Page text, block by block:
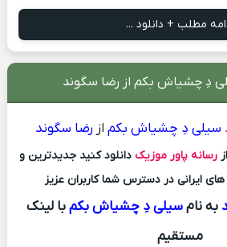
مطلب + دانلود ...
دِ چشیاش بکم از رضا سگوند
سیلی دِ چشیاش بکم از رضا سگوند
رسانه پاور موزیک دانلود کنید جدیدترین و
ایرانی در دسترس شما کاربران عزیز
به نامسیلی دِ چشیاش بکمبا لینک
مستقیم